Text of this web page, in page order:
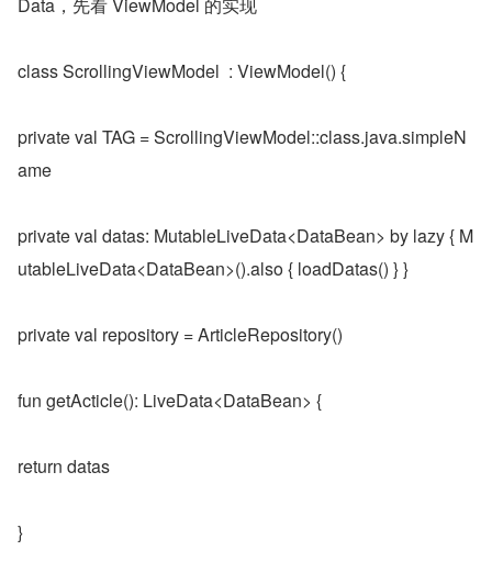
class ScrollingViewModel  : ViewModel() {
private val TAG = ScrollingViewModel::class.java.simpleN
ame
private val datas: MutableLiveData<DataBean> by lazy { M
utableLiveData<DataBean>().also { loadDatas() } }
private val repository = ArticleRepository()
fun getActicle(): LiveData<DataBean> {
return datas
}